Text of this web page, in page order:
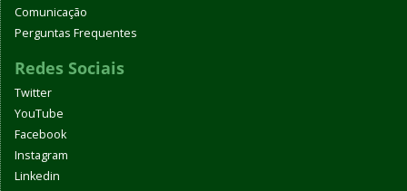
Comunicação
Perguntas Frequentes
Redes Sociais
Twitter
YouTube
Facebook
Instagram
Linkedin